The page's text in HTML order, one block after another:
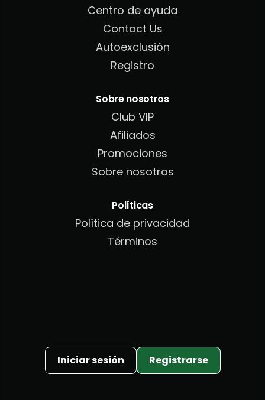
Centro de ayuda
Contact Us
Autoexclusión
Registro
Sobre nosotros
Club VIP
Afiliados
Promociones
Sobre nosotros
Políticas
Política de privacidad
Términos
Español ▾
Iniciar sesión Registrarse